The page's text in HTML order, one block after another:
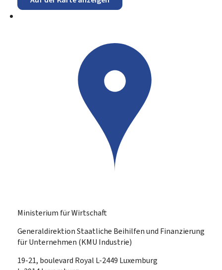
Ministerium für Wirtschaft
Generaldirektion Staatliche Beihilfen und Finanzierung
für Unternehmen (KMU Industrie)
ADRESSE:
19-21, boulevard Royal L-2449 Luxemburg